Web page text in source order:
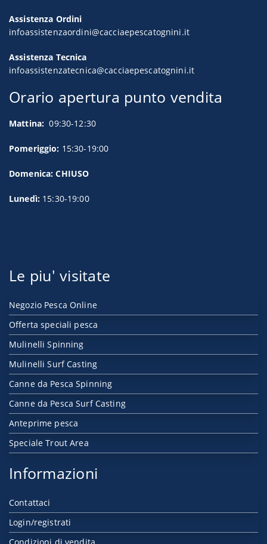
Assistenza Ordini
infoassistenzaordini@cacciaepescatognini.it
Assistenza Tecnica
infoassistenzatecnica@cacciaepescatognini.it
Orario apertura punto vendita
Mattina: 09:30-12:30
Pomeriggio: 15:30-19:00
Domenica: CHIUSO
Lunedì: 15:30-19:00
Le piu' visitate
Negozio Pesca Online
Offerta speciali pesca
Mulinelli Spinning
Mulinelli Surf Casting
Canne da Pesca Spinning
Canne da Pesca Surf Casting
Anteprime pesca
Speciale Trout Area
Informazioni
Contattaci
Login/registrati
Condizioni di vendita